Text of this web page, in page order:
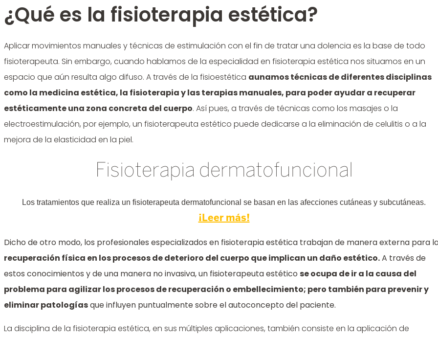
¿Qué es la fisioterapia estética?
Aplicar movimientos manuales y técnicas de estimulación con el fin de tratar una dolencia es la base de todo
fisioterapeuta. Sin embargo, cuando hablamos de la especialidad en fisioterapia estética nos situamos en un
espacio que aún resulta algo difuso. A través de la fisioestética aunamos técnicas de diferentes disciplinas
como la medicina estética, la fisioterapia y las terapias manuales, para poder ayudar a recuperar
estéticamente una zona concreta del cuerpo. Así pues, a través de técnicas como los masajes o la
electroestimulación, por ejemplo, un fisioterapeuta estético puede dedicarse a la eliminación de celulitis o a la
mejora de la elasticidad en la piel.
Fisioterapia dermatofuncional
Los tratamientos que realiza un fisioterapeuta dermatofuncional se basan en las afecciones cutáneas y subcutáneas.
¡Leer más!
Dicho de otro modo, los profesionales especializados en fisioterapia estética trabajan de manera externa para
recuperación física en los procesos de deterioro del cuerpo que implican un daño estético.A través de
estos conocimientos y de una manera no invasiva, un fisioterapeuta estético se ocupa de ir a la causa del
problema para agilizar los procesos de recuperación o embellecimiento; pero también para prevenir y
eliminar patologíasque influyen puntualmente sobre el autoconcepto del paciente.
La disciplina de la fisioterapia estética, en sus múltiples aplicaciones, también consiste en la aplicación de